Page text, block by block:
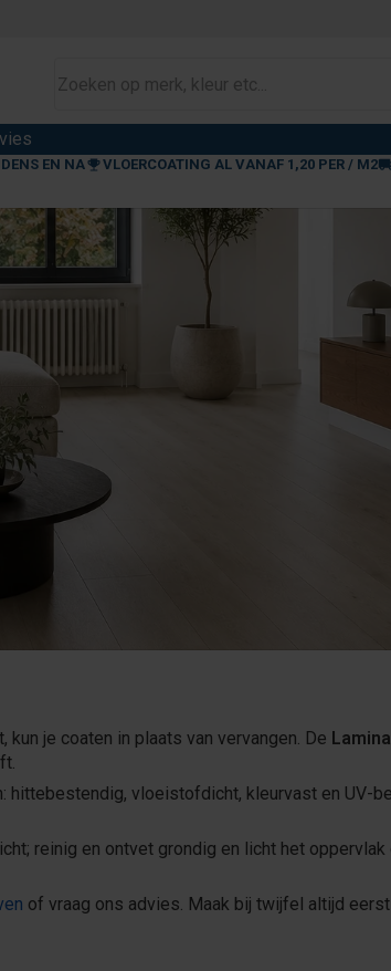
EN NA VLOERCOATING AL VANAF 1,20 PER / M2
je coaten in plaats van vervangen. De
hittebestendig, vloeistofdicht, kleurvast en UV-
reinig en ontvet grondig en licht het
of vraag ons advies. Maak bij twijfel altijd